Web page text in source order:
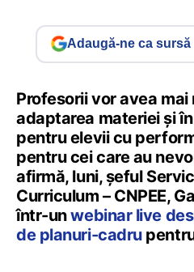
Adaugă-ne ca
Profesorii vor avea
adaptarea materiei și
pentru elevii cu
pentru cei care au
afirmă, luni, șeful
Curriculum – CNPEE,
într-unwebinar live
de planuri-cadru